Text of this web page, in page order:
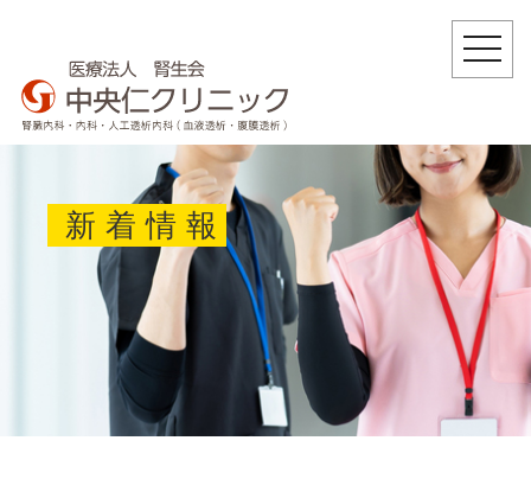
新着情報